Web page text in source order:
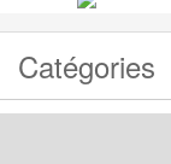
Catégories